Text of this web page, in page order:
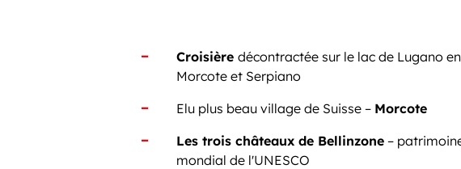
Croisière décontractée sur le lac de Lugano
Morcote et Serpiano
Elu plus beau village de Suisse – Morcote
Les trois châteaux de Bellinzone –
mondial de l'UNESCO